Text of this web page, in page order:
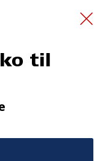
PAM
til